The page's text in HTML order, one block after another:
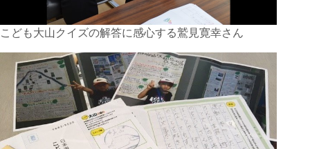
こども大山クイズの解答に感心する鷲見寛幸さん